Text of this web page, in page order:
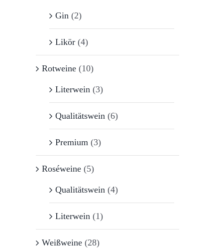
Gin (2)
Likör (4)
Rotweine (10)
Literwein (3)
Qualitätswein (6)
Premium (3)
Roséweine (5)
Qualitätswein (4)
Literwein (1)
Weißweine (28)